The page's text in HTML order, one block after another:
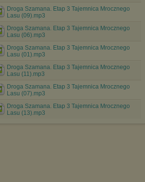
Droga Szamana. Etap 3 Tajemnica Mrocznego
Lasu (09).mp3
Droga Szamana. Etap 3 Tajemnica Mrocznego
Lasu (06).mp3
Droga Szamana. Etap 3 Tajemnica Mrocznego
Lasu (01).mp3
Droga Szamana. Etap 3 Tajemnica Mrocznego
Lasu (11).mp3
Droga Szamana. Etap 3 Tajemnica Mrocznego
Lasu (07).mp3
Droga Szamana. Etap 3 Tajemnica Mrocznego
Lasu (13).mp3